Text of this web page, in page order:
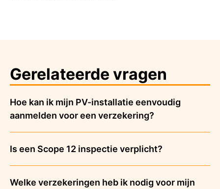
Gerelateerde vragen
Hoe kan ik mijn PV-installatie eenvoudig
aanmelden voor een verzekering?
Is een Scope 12 inspectie verplicht?
Welke verzekeringen heb ik nodig voor mijn